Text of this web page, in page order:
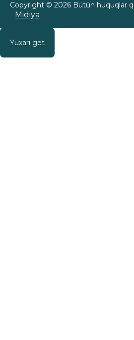
Copyright © 2026 Bütün hüquqlar
Midiya
Yuxarı get